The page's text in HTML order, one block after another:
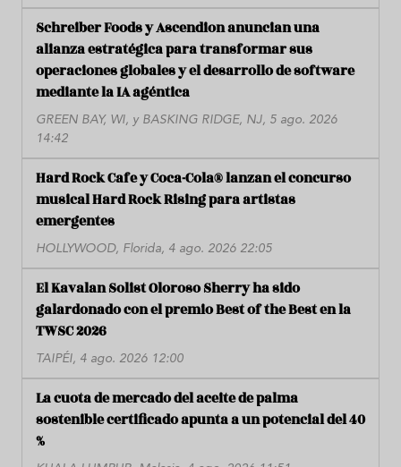
Schreiber Foods y Ascendion anuncian una
alianza estratégica para transformar sus
operaciones globales y el desarrollo de software
mediante la IA agéntica
GREEN BAY, WI, y BASKING RIDGE, NJ, 5 ago. 2026
14:42
Hard Rock Cafe y Coca-Cola® lanzan el concurso
musical Hard Rock Rising para artistas
emergentes
HOLLYWOOD, Florida, 4 ago. 2026 22:05
El Kavalan Solist Oloroso Sherry ha sido
galardonado con el premio Best of the Best en la
TWSC 2026
TAIPÉI, 4 ago. 2026 12:00
La cuota de mercado del aceite de palma
sostenible certificado apunta a un potencial del 40
%